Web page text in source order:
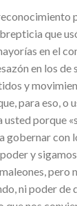
que
en el
en los de
y
para eso, o
usted porque
gobernar con
y
pero
ni poder de